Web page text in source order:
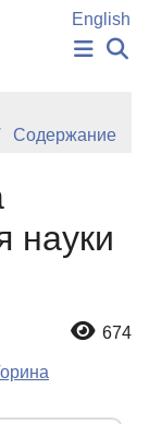
English
Вход
Содержание
науки
674